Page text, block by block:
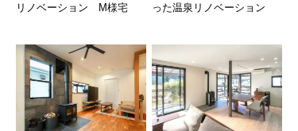
リノベーション M様宅
った温泉リノベーション